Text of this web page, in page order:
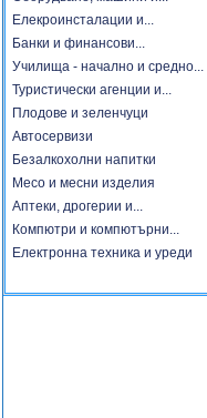
Елекроинсталации и...
Банки и финансови...
Училища - начално и средно...
Туристически агенции и...
Плодове и зеленчуци
Автосервизи
Безалкохолни напитки
Месо и месни изделия
Аптеки, дрогерии и...
Компютри и компютърни...
Електронна техника и уреди